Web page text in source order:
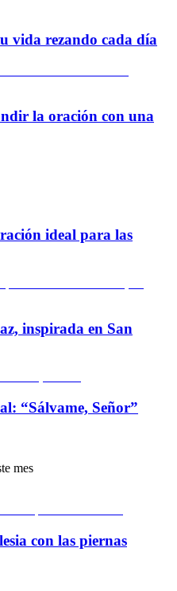
vida rezando cada día
la oración con una
ideal para las
inspirada en San
“Sálvame, Señor”
mes
con las piernas